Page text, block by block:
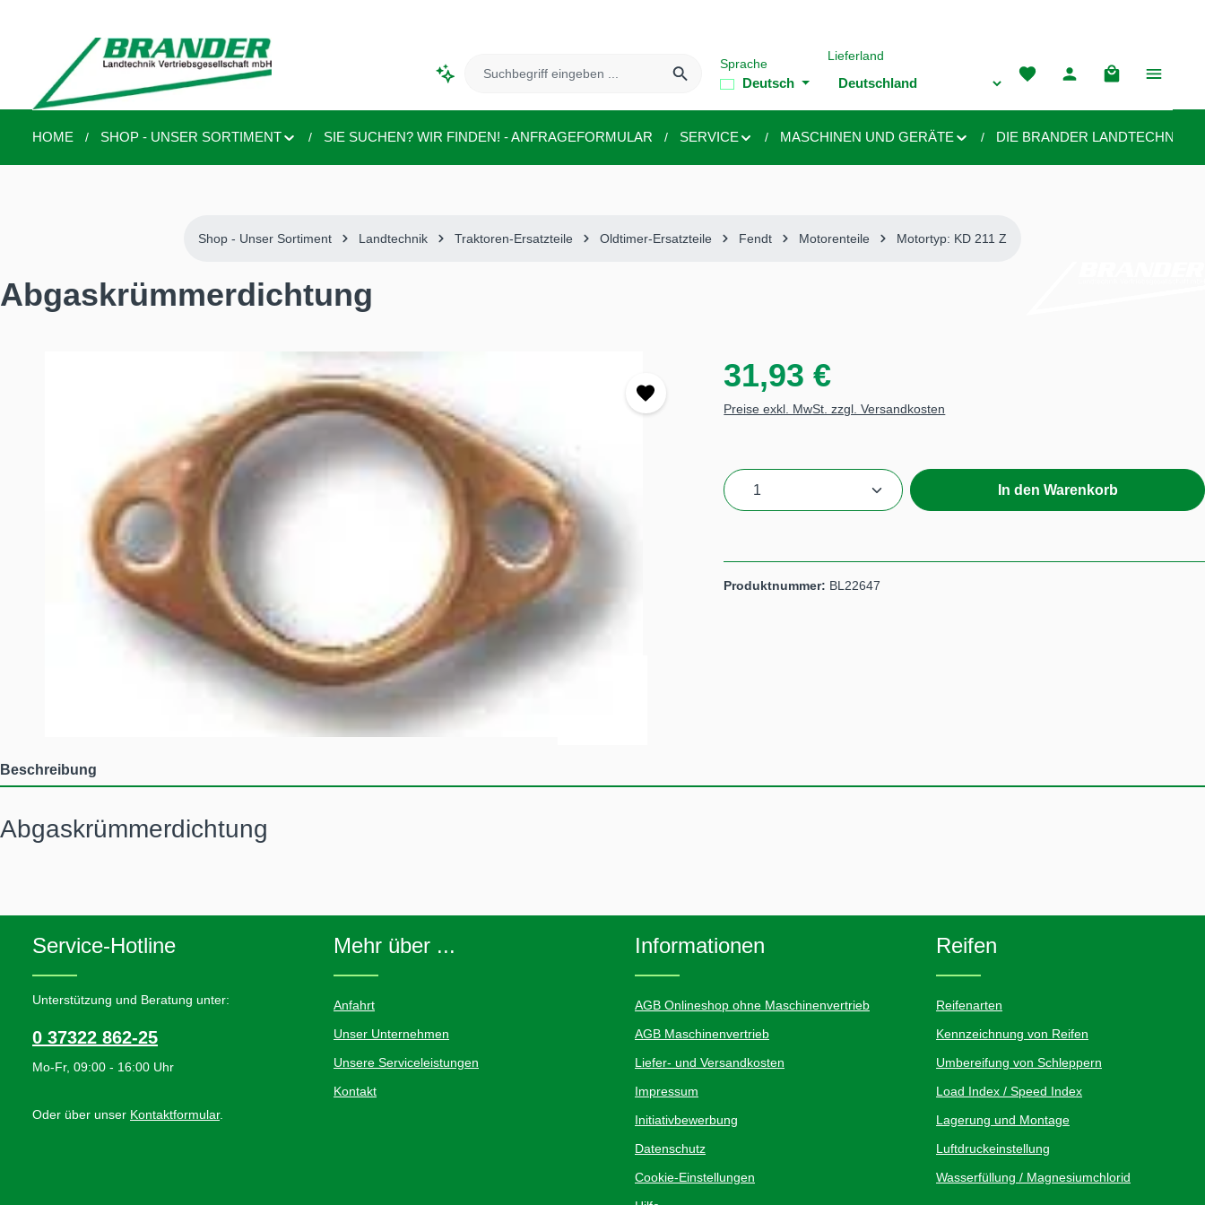
Sprache
Deutsch
Lieferland
Warenkorb
HOME SHOP - UNSER SORTIMENT SIE SUCHEN? WIR FINDEN! - ANFRAGEFORMULAR SERVICE MASCHINEN UND GERÄTE DIE BRANDER LANDTECHNIK
Shop - Unser Sortiment Landtechnik Traktoren-Ersatzteile Oldtimer-Ersatzteile Fendt Motorenteile Motortyp: KD 211 Z
Abgaskrümmerdichtung
31,93 €
Preise exkl. MwSt. zzgl. Versandkosten
Produkt Anzahl: Gib den gewünschten Wert ein
In den Warenkorb
Produktnummer: BL22647
Beschreibung
Abgaskrümmerdichtung
Service-Hotline
Unterstützung und Beratung unter:
0 37322 862-25
Mo-Fr, 09:00 - 16:00 Uhr
Oder über unser Kontaktformular.
Mehr über ...
Anfahrt
Unser Unternehmen
Unsere Serviceleistungen
Kontakt
Informationen
AGB Onlineshop ohne Maschinenvertrieb
AGB Maschinenvertrieb
Liefer- und Versandkosten
Impressum
Initiativbewerbung
Datenschutz
Cookie-Einstellungen
Reifen
Reifenarten
Kennzeichnung von Reifen
Umbereifung von Schleppern
Load Index / Speed Index
Lagerung und Montage
Luftdruckeinstellung
Wasserfüllung / Magnesiumchlorid